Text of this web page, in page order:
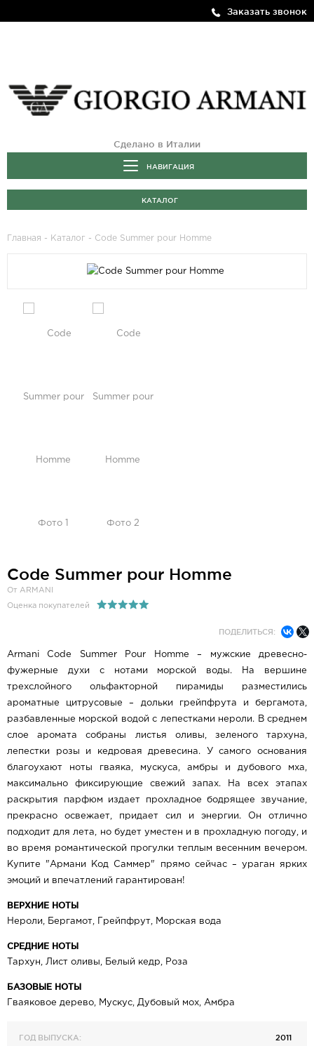
Заказать звонок
Сделано в Италии
НАВИГАЦИЯ
КАТАЛОГ
Главная - Каталог - Code Summer pour Homme
Code Summer pour Homme
От ARMANI
Оценка покупателей
ПОДЕЛИТЬСЯ:
Armani Code Summer Pour Homme – мужские древесно-
фужерные духи с нотами морской воды. На вершине
трехслойного ольфакторной пирамиды разместились
ароматные цитрусовые – дольки грейпфрута и бергамота,
разбавленные морской водой с лепестками нероли. В среднем
слое аромата собраны листья оливы, зеленого тархуна,
лепестки розы и кедровая древесина. У самого основания
благоухают ноты гваяка, мускуса, амбры и дубового мха,
максимально фиксирующие свежий запах. На всех этапах
раскрытия парфюм издает прохладное бодрящее звучание,
прекрасно освежает, придает сил и энергии. Он отлично
подходит для лета, но будет уместен и в прохладную погоду, и
во время романтической прогулки теплым весенним вечером.
Купите "Армани Код Саммер" прямо сейчас – ураган ярких
эмоций и впечатлений гарантирован!
ВЕРХНИЕ НОТЫ
​Нероли, Бергамот, Грейпфрут, Морская вода
СРЕДНИЕ НОТЫ
Тархун, Лист оливы, Белый кедр, Роза
БАЗОВЫЕ НОТЫ
Гваяковое дерево, Мускус, Дубовый мох, Амбра
ГОД ВЫПУСКА:
2011